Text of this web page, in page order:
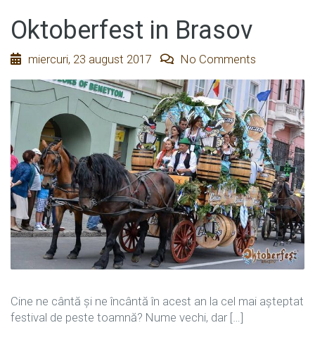
Oktoberfest in Brasov
miercuri, 23 august 2017 No Comments
Cine ne cântă și ne încântă în acest an la cel mai așteptat
festival de peste toamnă? Nume vechi, dar […]